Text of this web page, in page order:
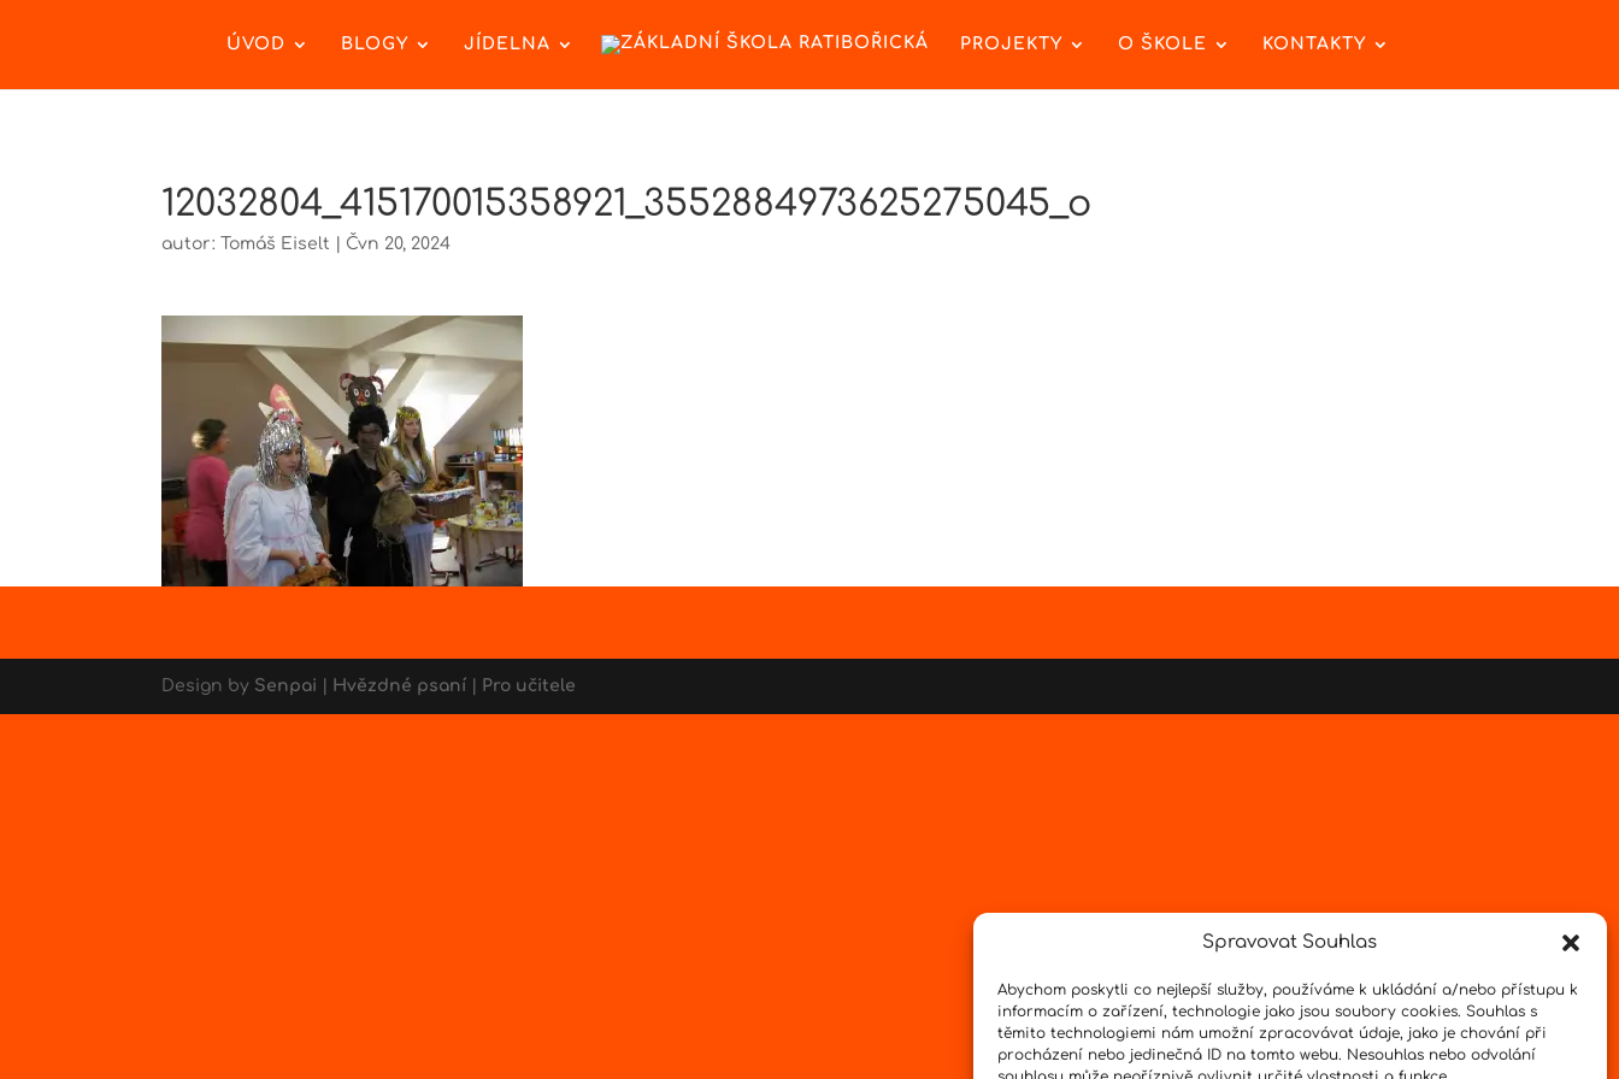
Spravovat Souhlas
Abychom poskytli co nejlepší služby, používáme k ukládání a/nebo přístupu k
informacím o zařízení, technologie jako jsou soubory cookies. Souhlas s
těmito technologiemi nám umožní zpracovávat údaje, jako je chování při
procházení nebo jedinečná ID na tomto webu. Nesouhlas nebo odvolání
ÚVOD BLOGY JÍDELNA PROJEKTY O ŠKOLE KONTAKTY
12032804_415170015358921_3552884973625275045_o
autor: Tomáš Eiselt Čvn 20, 2024
Design by Senpai Hvězdné psaní Pro učitele